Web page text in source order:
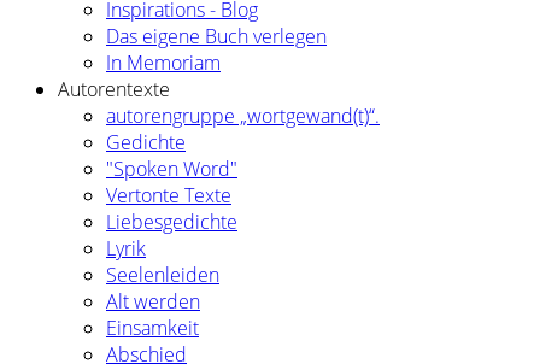
Inspirations - Blog
Das eigene Buch verlegen
In Memoriam
Autorentexte
autorengruppe „wortgewand(t)“.
Gedichte
"Spoken Word"
Vertonte Texte
Liebesgedichte
Lyrik
Seelenleiden
Alt werden
Einsamkeit
Abschied